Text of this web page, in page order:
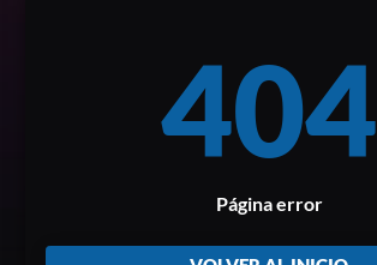
404
Página error